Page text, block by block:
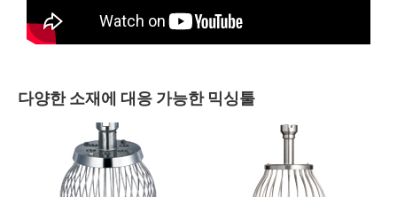
다양한 소재에 대응 가능한 믹싱툴